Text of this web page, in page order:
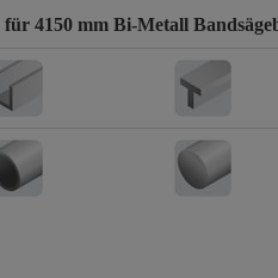
4150 mm Bi-Metall